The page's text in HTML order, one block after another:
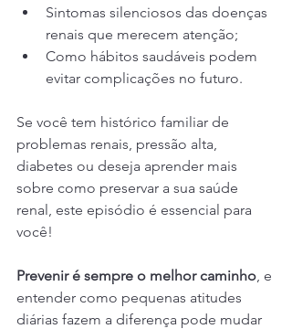
Sintomas silenciosos das doenças
renais que merecem atenção;
Como hábitos saudáveis podem
evitar complicações no futuro.
Se você tem histórico familiar de
problemas renais, pressão alta,
diabetes ou deseja aprender mais
sobre como preservar a sua saúde
renal, este episódio é essencial para
você!
Prevenir é sempre o melhor caminho, e
entender como pequenas atitudes
diárias fazem a diferença pode mudar